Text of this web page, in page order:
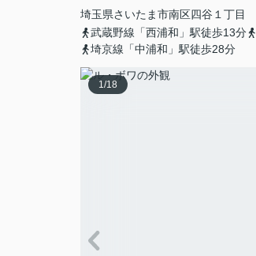
埼玉県さいたま市南区四谷 １丁目
武蔵野線「西浦和」駅徒歩13分
埼京線「中浦和」駅徒歩28分
1 /18